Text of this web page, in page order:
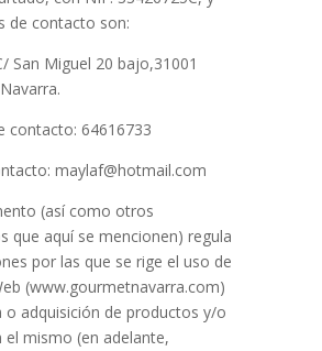
de contacto son:
San Miguel 20 bajo,31001
contacto: 64616733
maylaf@hotmail.com
(así como otros
que aquí se mencionen) regula
por las que se rige el uso de
(www.gourmetnavarra.com)
o adquisición de productos y/o
el mismo (en adelante,